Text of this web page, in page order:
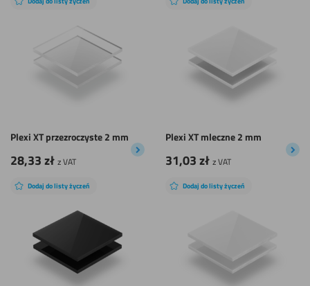
Plexi XT przezroczyste 2 mm
28,33zł z VAT
Plexi XT mleczne 2 mm
31,03zł z VAT
Dodaj do listy życzeń Dodaj do listy życzeń